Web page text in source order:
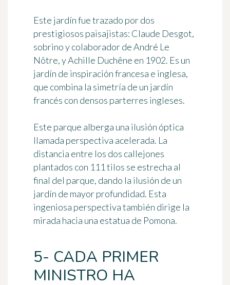
Este jardín fue trazado por dos
prestigiosos paisajistas: Claude Desgot,
sobrino y colaborador de André Le
Nôtre, y Achille Duchêne en 1902. Es un
jardín de inspiración francesa e inglesa,
que combina la simetría de un jardín
francés con densos parterres ingleses.
Este parque alberga una ilusión óptica
llamada perspectiva acelerada. La
distancia entre los dos callejones
plantados con 111 tilos se estrecha al
final del parque, dando la ilusión de un
jardín de mayor profundidad. Esta
ingeniosa perspectiva también dirige la
mirada hacia una estatua de Pomona.
5- CADA PRIMER
MINISTRO HA